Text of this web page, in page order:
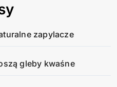
zapylacze
gleby kwaśne